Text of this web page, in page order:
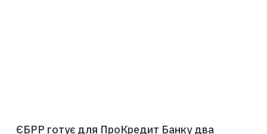
ЄБРР готує для ПроКредит Банку два